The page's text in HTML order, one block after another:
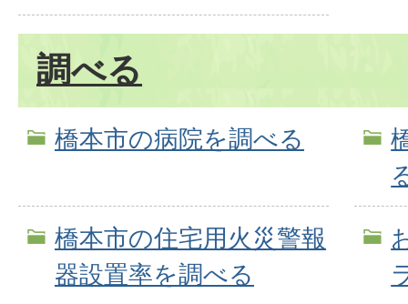
調べる
橋本市の病院を調べる
橋本市の住宅用火災警報
器設置率を調べる